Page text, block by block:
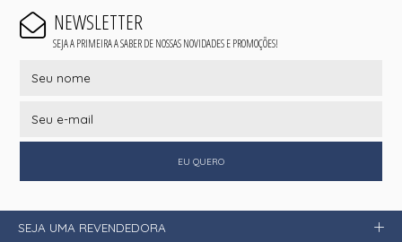
NEWSLETTER
SEJA A PRIMEIRA A SABER DE NOSSAS NOVIDADES E PROMOÇÕES!
EU QUERO
SEJA UMA REVENDEDORA